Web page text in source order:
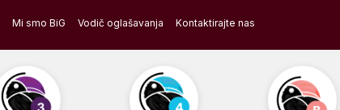
Mi smo BiG Vodič oglašavanja Kontaktirajte nas